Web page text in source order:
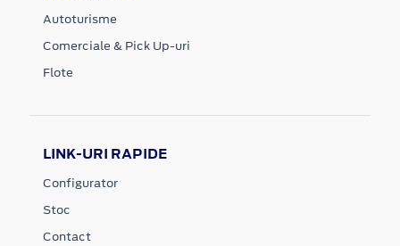
Autoturisme
Comerciale & Pick Up-uri
Flote
LINK-URI RAPIDE
Configurator
Stoc
Contact